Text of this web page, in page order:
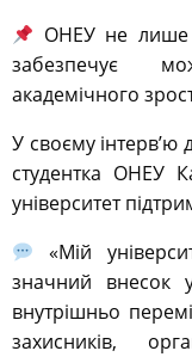
ОНЕУ не лише
забезпечує
академічного
У своєму інтерв’ю
студентка ОНЕУ
університет
«Мій
значний внесок
внутрішньо
захисників,